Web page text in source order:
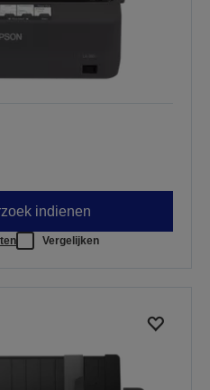
indienen
Vergelijken